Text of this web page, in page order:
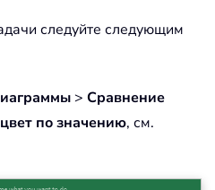
следуйте следующим
> Сравнение
по значению, см.